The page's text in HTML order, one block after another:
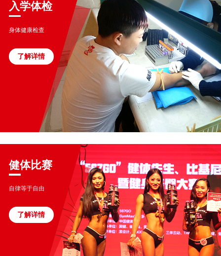
入学体检
身体健康检查
了解详情
健体比赛
自律等于自由
了解详情